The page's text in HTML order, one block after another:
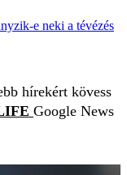
e neki a tévézés
hírekért kövess
Google News